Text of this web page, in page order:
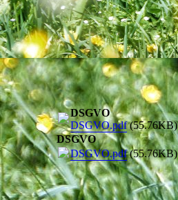
DSGVO
DSGVO.pdf(55.76KB)
DSGVO
DSGVO.pdf(55.76KB)